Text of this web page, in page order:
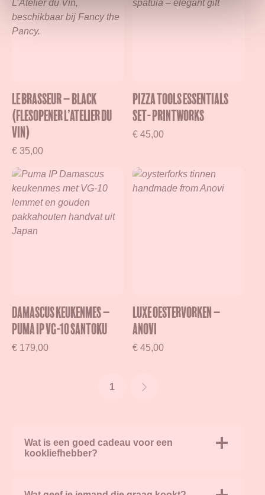
Le Brasseur – Black
(Flesopener L’Atelier du
Vin)
€ 35,00
Pizza Tools Essentials
Set- Printworks
€ 45,00
Damascus Keukenmes –
Puma IP VG-10 Santoku
€ 179,00
Luxe Oestervorken –
Anovi
€ 45,00
1
Wat is een goed cadeau voor een
kookliefhebber?